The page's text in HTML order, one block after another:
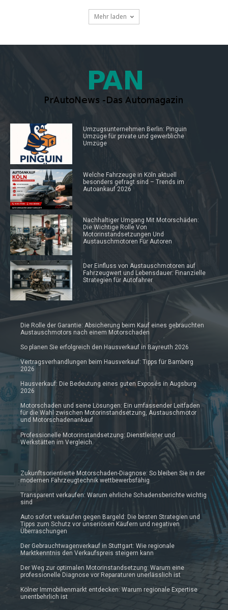
Mehr laden
Umzugsunternehmen Berlin: Pinguin
Umzüge für private und gewerbliche
Umzüge
Welche Fahrzeuge in Köln aktuell
besonders gefragt sind – Trends im
Autoankauf 2026
Nachhaltiger Umgang Mit Motorschäden:
Die Wichtige Rolle Von
Motorinstandsetzungen Und
Austauschmotoren Für Autoren
Der Einfluss von Austauschmotoren auf
Fahrzeugwert und Lebensdauer: Finanzielle
Strategien für Autofahrer
Die Rolle der Garantie: Absicherung beim Kauf eines gebrauchten
Austauschmotors nach einem Motorschaden
So planen Sie erfolgreich den Hausverkauf in Bayreuth 2026
Vertragsverhandlungen beim Hausverkauf: Tipps für Bamberg
2026
Hausverkauf: Die Bedeutung eines guten Exposés in Augsburg
2026
Motorschaden und seine Lösungen: Ein umfassender Leitfaden
für die Wahl zwischen Motorinstandsetzung, Austauschmotor
und Motorschadenankauf
Professionelle Motorinstandsetzung: Dienstleister und
Werkstätten im Vergleich.
Zukunftsorientierte Motorschaden-Diagnose: So bleiben Sie in der
modernen Fahrzeugtechnik wettbewerbsfähig
Transparent verkaufen: Warum ehrliche Schadensberichte wichtig
sind
Auto sofort verkaufen gegen Bargeld: Die besten Strategien und
Tipps zum Schutz vor unseriösen Käufern und negativen
Überraschungen
Der Gebrauchtwagenverkauf in Stuttgart: Wie regionale
Marktkenntnis den Verkaufspreis steigern kann
Der Weg zur optimalen Motorinstandsetzung: Warum eine
professionelle Diagnose vor Reparaturen unerlässlich ist
Kölner Immobilienmarkt entdecken: Warum regionale Expertise
unentbehrlich ist